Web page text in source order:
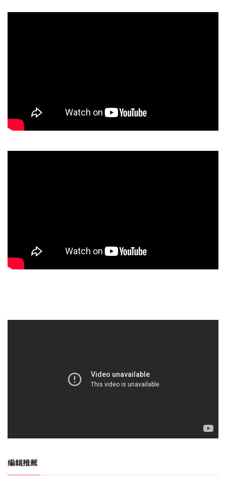
編輯推薦